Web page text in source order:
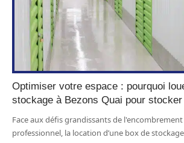
Optimiser votre espace : pourquoi
stockage à Bezons Quai pour stocker
Face aux défis grandissants de
professionnel, la location d’une box de